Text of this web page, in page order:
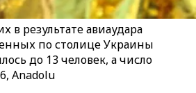
в результате авиаудара
по столице Украины
до 13 человек, а число
Anadolu